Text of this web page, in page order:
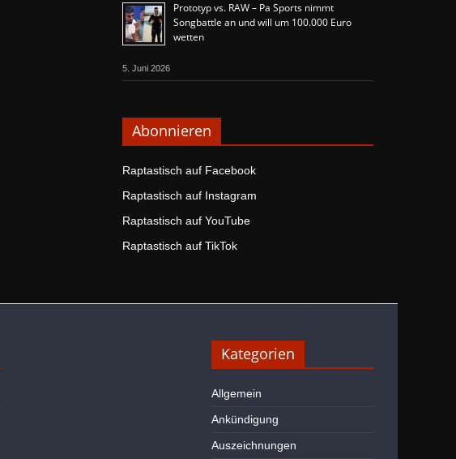
Prototyp vs. RAW – Pa Sports nimmt
Songbattle an und will um 100.000 Euro
wetten
5. Juni 2026
Abonnieren
Raptastisch auf Facebook
Raptastisch auf Instagram
Raptastisch auf YouTube
Raptastisch auf TikTok
Kategorien
Allgemein
Ankündigung
Auszeichnungen